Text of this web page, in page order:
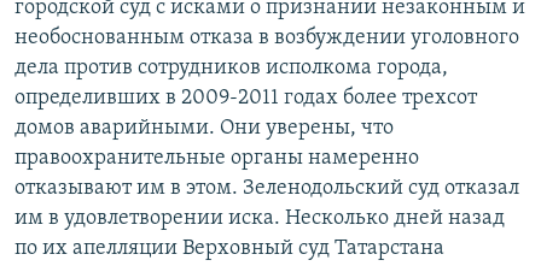
городской суд с исками о признании незаконным и
необоснованным отказа в возбуждении уголовного
дела против сотрудников исполкома города,
определивших в 2009-2011 годах более трехсот
домов аварийными. Они уверены, что
правоохранительные органы намеренно
отказывают им в этом. Зеленодольский суд отказал
им в удовлетворении иска. Несколько дней назад
по их апелляции Верховный суд Татарстана